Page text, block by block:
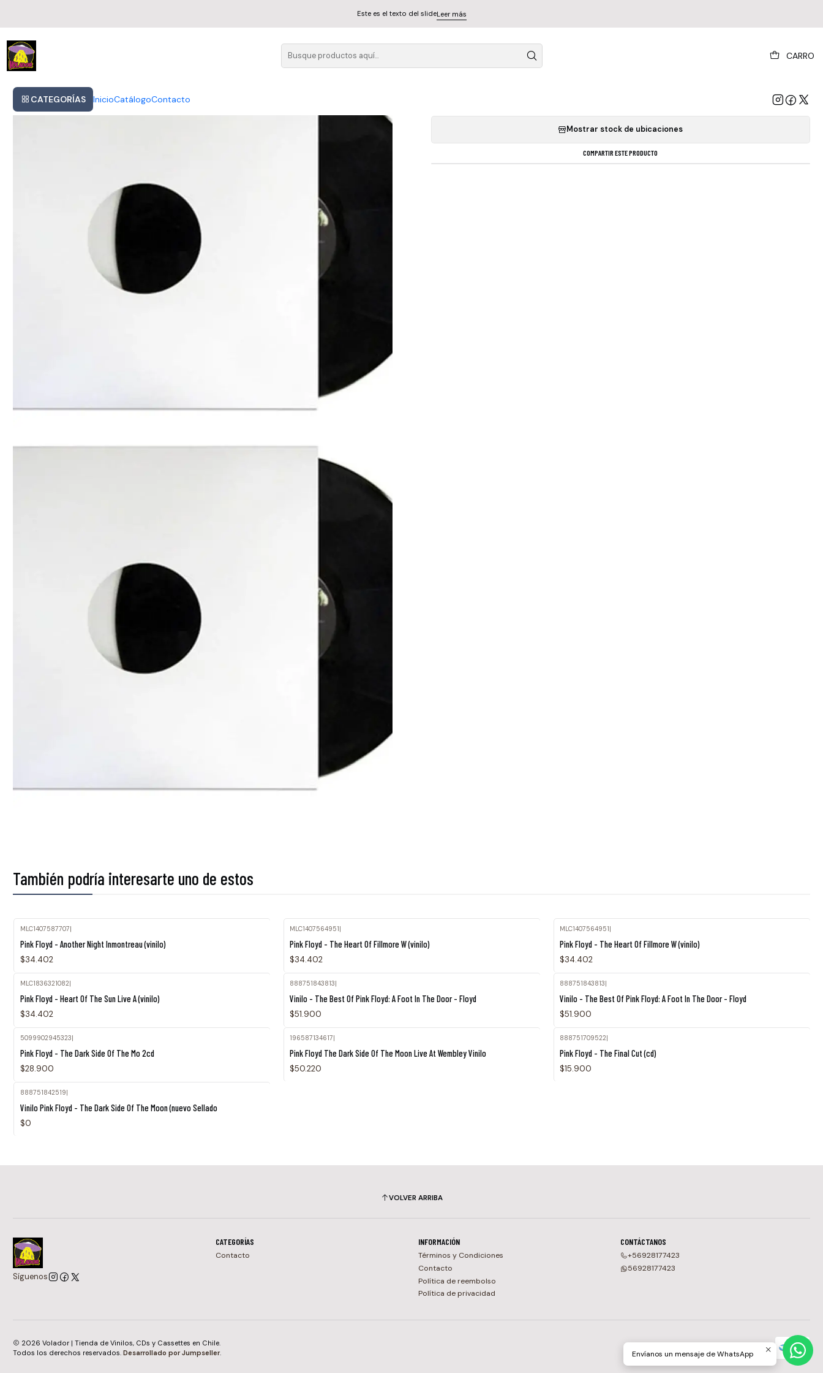
CARRO
CATEGORÍAS InicioCatálogoContacto
Este es el texto del slideLeer más
Pink Floyd - Another Night In The Mo (vinilo)
Mostrar stock de ubicaciones
COMPARTIR ESTE PRODUCTO
También podría interesarte uno de estos
MLC1407587707|
Pink Floyd - Another Night Inmontreau (vinilo)
$34.402
MLC1407564951|
Pink Floyd - The Heart Of Fillmore W (vinilo)
$34.402
MLC1407564951|
Pink Floyd - The Heart Of Fillmore W (vinilo)
$34.402
MLC1836321082|
Pink Floyd - Heart Of The Sun Live A (vinilo)
$34.402
888751843813|
Vinilo - The Best Of Pink Floyd: A Foot In The Door - Floyd
$51.900
888751843813|
Vinilo - The Best Of Pink Floyd: A Foot In The Door - Floyd
$51.900
5099902945323
Pink Floyd - The Dark Side Of The Mo 2cd
$28.900
196587134617
Pink Floyd The Dark Side Of The Moon Live At Wembley Vinilo
$50.220
888751709522
Pink Floyd - The Final Cut (cd)
$15.900
888751842519
Vinilo Pink Floyd - The Dark Side Of The Moon (nuevo Sellado
$0
VOLVER ARRIBA
Síguenos
CATEGORÍAS
Contacto
INFORMACIÓN
Términos y Condiciones
Contacto
Política de reembolso
Política de privacidad
CONTÁCTANOS
+56928177423
56928177423
2026 Volador | Tienda de Vinilos, CDs y Cassettes en Chile.
Todos los derechos reservados. Desarrollado por Jumpseller. Envíanos un mensaje de WhatsApp